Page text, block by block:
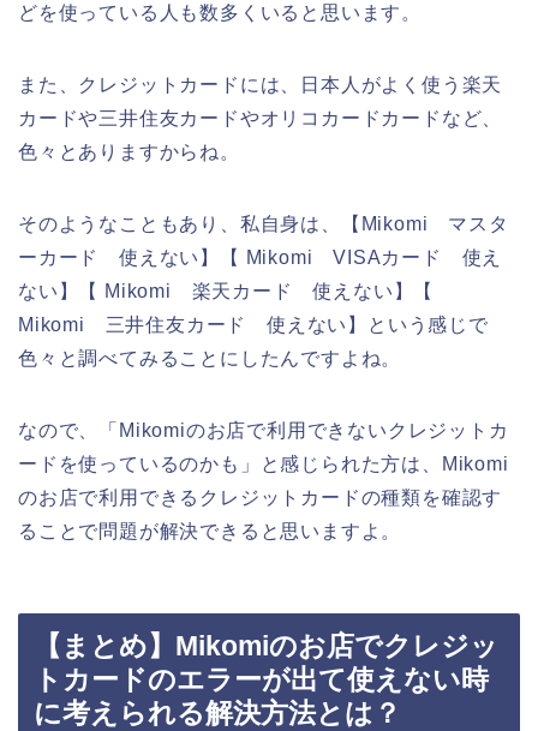
どを使っている人も数多くいると思います。
また、クレジットカードには、日本人がよく使う楽天
カードや三井住友カードやオリコカードカードなど、
色々とありますからね。
そのようなこともあり、私自身は、【Mikomi マスタ
ーカード 使えない】【 Mikomi VISAカード 使え
ない】【 Mikomi 楽天カード 使えない】【
Mikomi 三井住友カード 使えない】という感じで
色々と調べてみることにしたんですよね。
なので、「Mikomiのお店で利用できないクレジットカ
ードを使っているのかも」と感じられた方は、Mikomi
のお店で利用できるクレジットカードの種類を確認す
ることで問題が解決できると思いますよ。
【まとめ】Mikomiのお店でクレジッ
トカードのエラーが出て使えない時
に考えられる解決方法とは？